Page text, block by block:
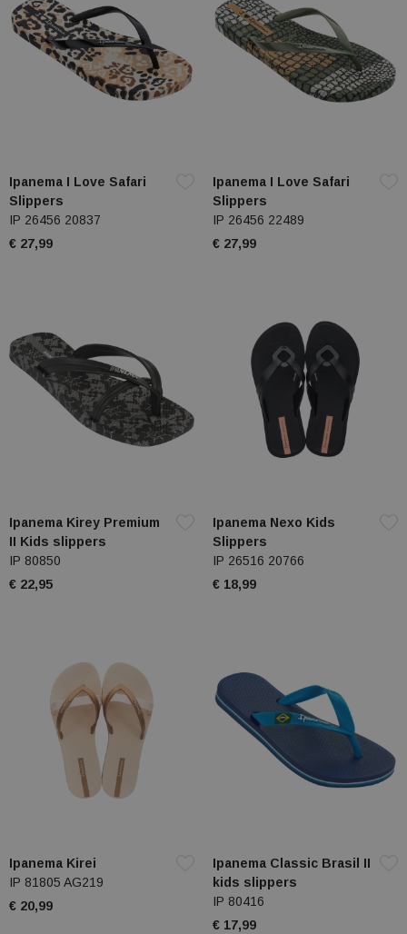
Ipanema I Love Safari
Slippers
IP 26456 20837
€ 27,99
Ipanema I Love Safari
Slippers
IP 26456 22489
€ 27,99
Ipanema Kirey Premium
II Kids slippers
IP 80850
€ 22,95
Ipanema Nexo Kids
Slippers
IP 26516 20766
€ 18,99
Ipanema Kirei
IP 81805 AG219
€ 20,99
Ipanema Classic Brasil II
kids slippers
IP 80416
€ 17,99